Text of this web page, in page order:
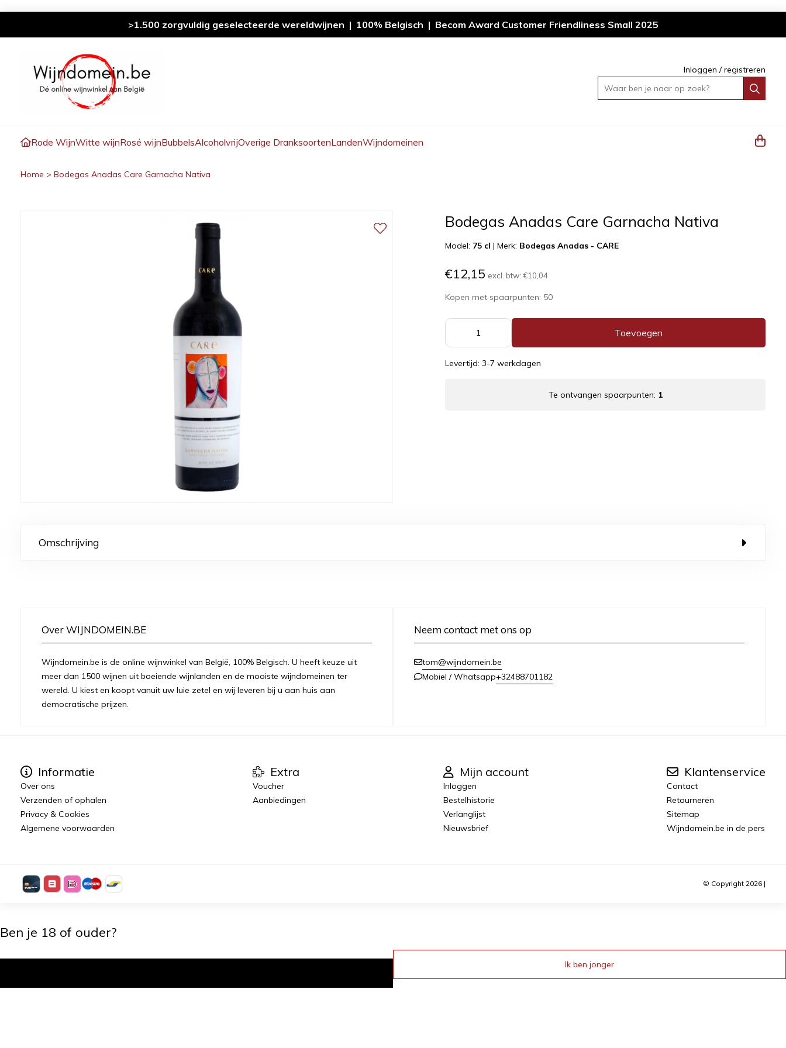
>1.500 zorgvuldig geselecteerde wereldwijnen | 100% Belgisch | Becom Award Customer Friendliness Small 2025
Inloggen /registreren
Waar ben je naar op zoek?
Rode WijnWitte wijnRosé wijnBubbelsAlcoholvrijOverige DranksoortenLandenWijndomeinen
Home > Bodegas Anadas Care Garnacha Nativa
Bodegas Anadas Care Garnacha Nativa
Model: 75 cl |Merk: Bodegas Anadas - CARE
€12,15 excl. btw:€10,04
Kopen met spaarpunten: 50
Toevoegen
Levertijd: 3-7 werkdagen
Te ontvangen spaarpunten: 1
Omschrijving
Over WIJNDOMEIN.BE
Wijndomein.be is de online wijnwinkel van België, 100% Belgisch. U heeft keuze uit
meer dan 1500 wijnen uit boeiende wijnlanden en de mooiste wijndomeinen ter
wereld. U kiest en koopt vanuit uw luie zetel en wij leveren bij u aan huis aan
democratische prijzen.
Neem contact met ons op
tom@wijndomein.be
Mobiel / Whatsapp+32488701182
Informatie
Over ons
Verzenden of ophalen
Privacy & Cookies
Algemene voorwaarden
Extra
Voucher
Aanbiedingen
Mijn account
Inloggen
Bestelhistorie
Verlanglijst
Nieuwsbrief
Klantenservice
Contact
Retourneren
Sitemap
Wijndomein.be in de pers
© Copyright 2026 |
Ben je 18 of ouder?
Ik ben jonger